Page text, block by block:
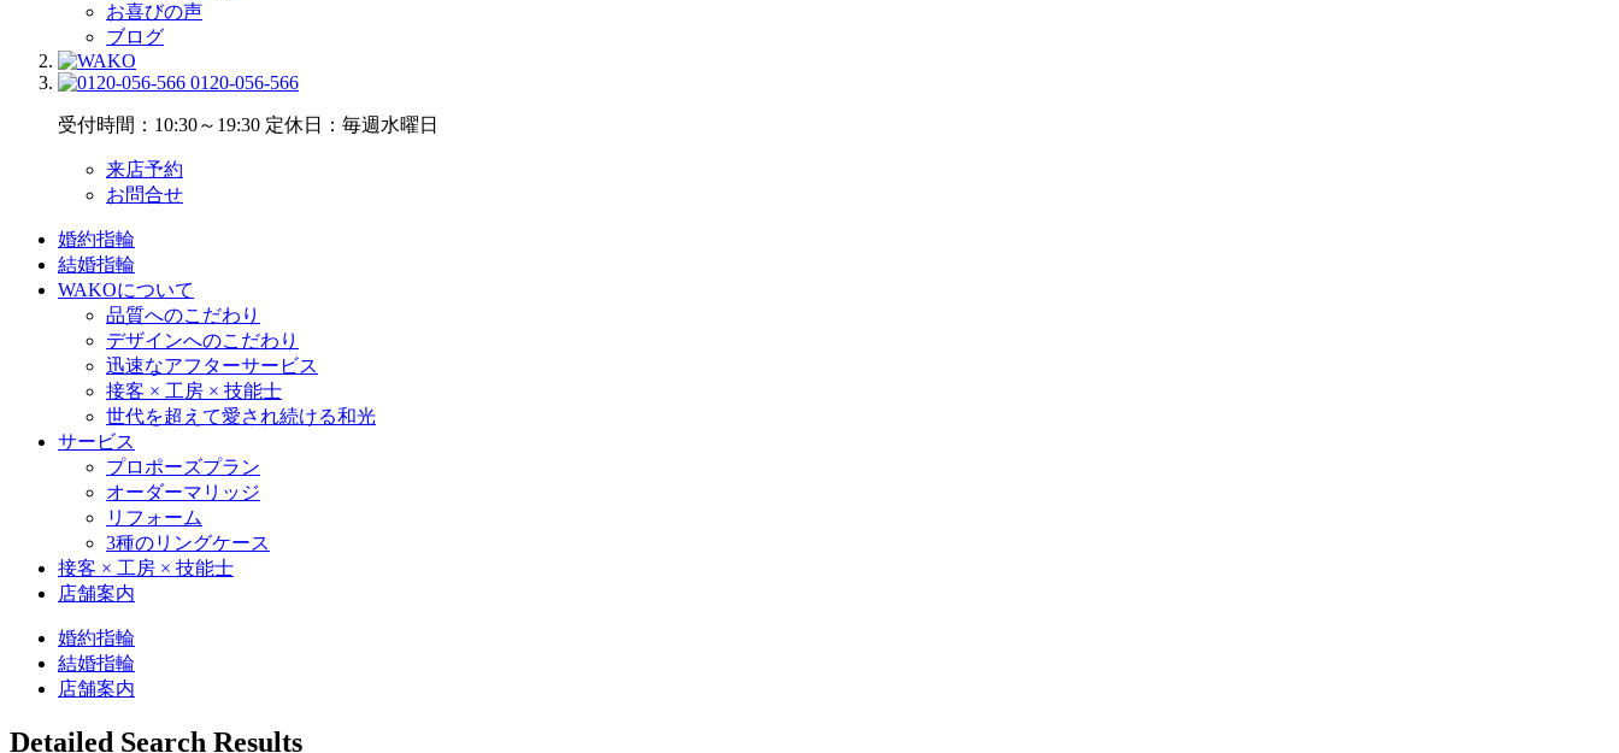
お喜びの声
ブログ
0120-056-566
受付時間：10:30～19:30 定休日：毎週水曜日
来店予約
お問合せ
婚約指輪
結婚指輪
WAKOについて
品質へのこだわり
デザインへのこだわり
迅速なアフターサービス
接客 × 工房 × 技能士
世代を超えて愛され続ける和光
サービス
プロポーズプラン
オーダーマリッジ
リフォーム
3種のリングケース
接客 × 工房 × 技能士
店舗案内
婚約指輪
結婚指輪
店舗案内
Detailed Search Results